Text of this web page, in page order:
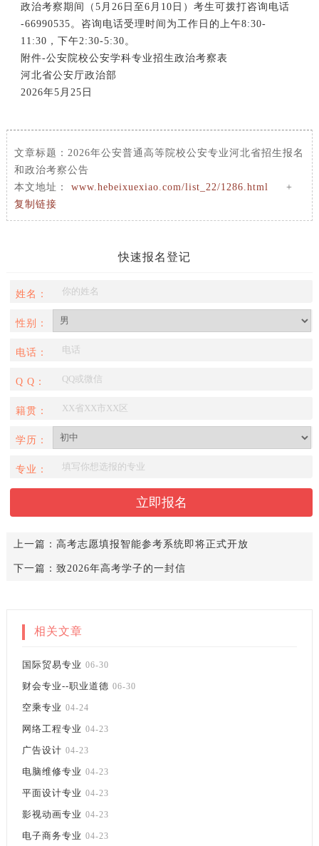
政治考察期间（5月26日至6月10日）考生可拨打咨询电话
-66990535。咨询电话受理时间为工作日的上午8:30-
11:30，下午2:30-5:30。
附件-公安院校公安学科专业招生政治考察表
河北省公安厅政治部
2026年5月25日
文章标题： 2026年公安普通高等院校公安专业河北省招生报名
和政治考察公告
本文地址： www.hebeixuexiao.com/list_22/1286.html
+
复制链接
快速报名登记
姓名：
性别：
电话：
Q Q：
籍贯：
学历：
专业：
上一篇： 高考志愿填报智能参考系统即将正式开放
下一篇： 致2026年高考学子的一封信
相关文章
国际贸易专业 06-30
财会专业--职业道德 06-30
空乘专业 04-24
网络工程专业 04-23
广告设计 04-23
电脑维修专业 04-23
平面设计专业 04-23
影视动画专业 04-23
电子商务专业 04-23